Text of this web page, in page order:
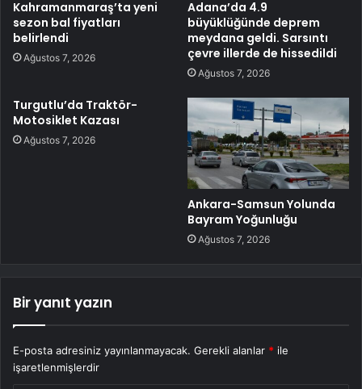
Kahramanmaraş’ta yeni
sezon bal fiyatları
belirlendi
Ağustos 7, 2026
Adana’da 4.9
büyüklüğünde deprem
meydana geldi. Sarsıntı
çevre illerde de hissedildi
Ağustos 7, 2026
Turgutlu’da Traktör-
Motosiklet Kazası
Ağustos 7, 2026
Ankara-Samsun Yolunda
Bayram Yoğunluğu
Ağustos 7, 2026
Bir yanıt yazın
E-posta adresiniz yayınlanmayacak. Gerekli alanlar * ile
işaretlenmişlerdir